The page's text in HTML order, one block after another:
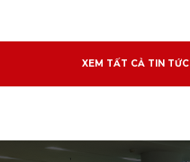
XEM TẤT CẢ TIN TỨC